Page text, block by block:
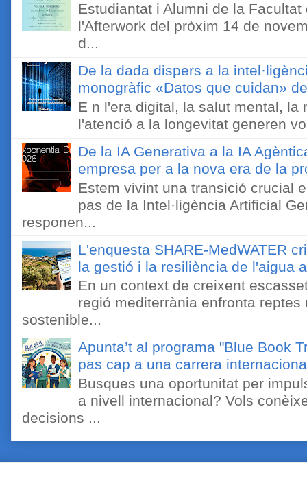
Estudiantat i Alumni de la
l'Afterwork del pròxim 14 de
d...
De la dada dispers a la
monogràfic «Datos que cuidan»
E n l'era digital, la salut mental, la
l'atenció a la longevitat generen
De la IA Generativa a la IA
empresa per a la nova era de la
Estem vivint una transició crucial
pas de la Intel·ligència Artificial
responen...
L'enquesta SHARE-MedWATER
la gestió i la resiliència de l'aigua
En un context de creixent
regió mediterrània enfronta
sostenible...
Apunta’t al programa "Blue Book
pas cap a una carrera
Busques una oportunitat per
a nivell internacional? Vols
decisions ...